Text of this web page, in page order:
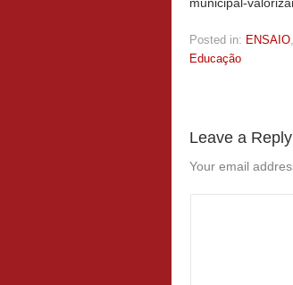
Posted in: ENSAIO
Educação
Leave a Reply
Your email